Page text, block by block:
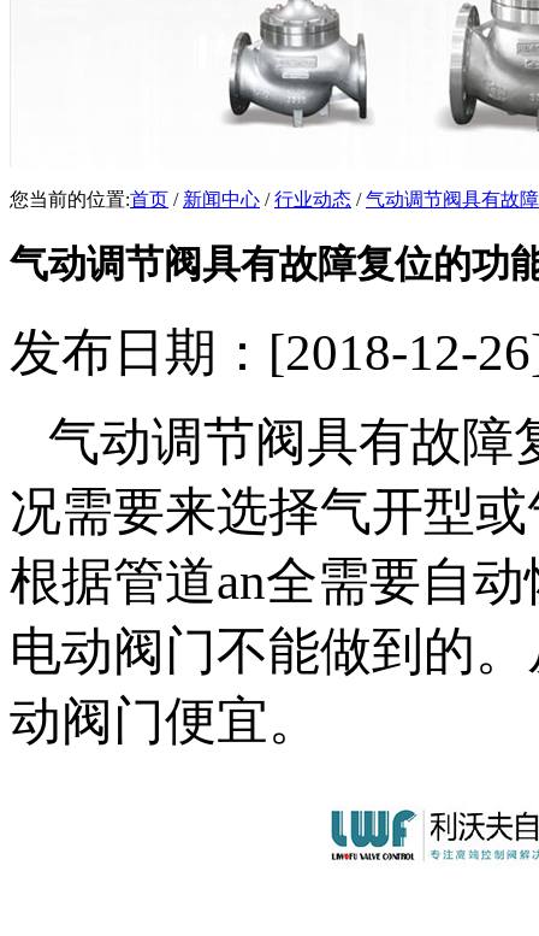
您当前的位置:首页 / 新闻中心 /行业动态 /气动调节阀具有故
气动调节阀具有故障复位的功
发布日期：[2018-12-
气动调节阀具有故障
况需要来选择气开型
根据管道an全需要自
电动阀门不能做到的
动阀门便宜。